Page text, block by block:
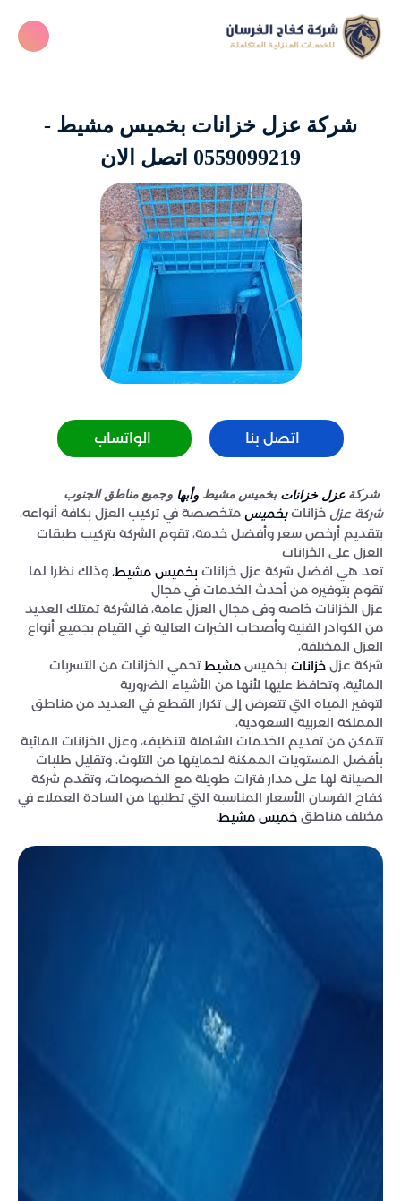
شركة عزل خزانات بخميس مشيط -
0559099219 اتصل الان
اتصل بنا الواتساب
شركةعزل خزانات بخميس مشيط وأبها وجميع مناطق الجنوب
شركة عزل خزاناتبخميس متخصصة في تركيب العزل بكافة أنواعه،
بتقديم أرخص سعر وأفضل خدمة، تقوم الشركة بتركيب طبقات
العزل على الخزانات
تعد هي افضل شركة عزل خزانات بخميس مشيط، وذلك نظرا لما
تقوم بتوفيره من أحدث الخدمات في مجال
عزل الخزانات خاصه وفي مجال العزل عامة، فالشركة تمتلك العديد
من الكوادر الفنية وأصحاب الخبرات العالية في القيام بجميع أنواع
العزل المختلفة،
شركة عزل خزانات بخميس مشيط تحمي الخزانات من التسربات
المائية، وتحافظ عليها لأنها من الأشياء الضرورية
لتوفير المياه التي تتعرض إلى تكرار القطع في العديد من مناطق
المملكة العربية السعودية،
تتمكن من تقديم الخدمات الشاملة لتنظيف، وعزل الخزانات المائية
بأفضل المستويات الممكنة لحمايتها من التلوث، وتقليل طلبات
الصيانة لها على مدار فترات طويلة مع الخصومات، وتقدم شركة
كفاح الفرسان الأسعار المناسبة التي تطلبها من السادة العملاء في
مختلف مناطق خميس مشيط.